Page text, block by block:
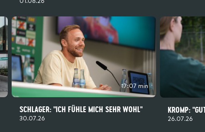
17:07 min
SCHLAGER: "ICH FÜHLE MICH SEHR WOHL"
30.07.26
KROMP:
26.07.26